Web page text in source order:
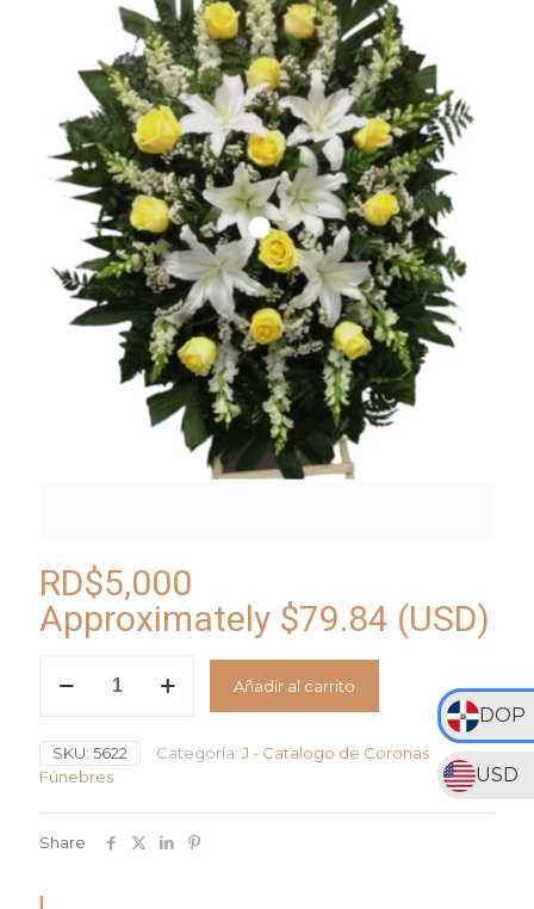
DOP
USD
RD$5,000
Approximately $79.84 (USD)
Fúnebre
Lirios
Añadir al carrito
SKU: 5622 Categoría: J - Catalogo de Coronas
Fúnebres
Share